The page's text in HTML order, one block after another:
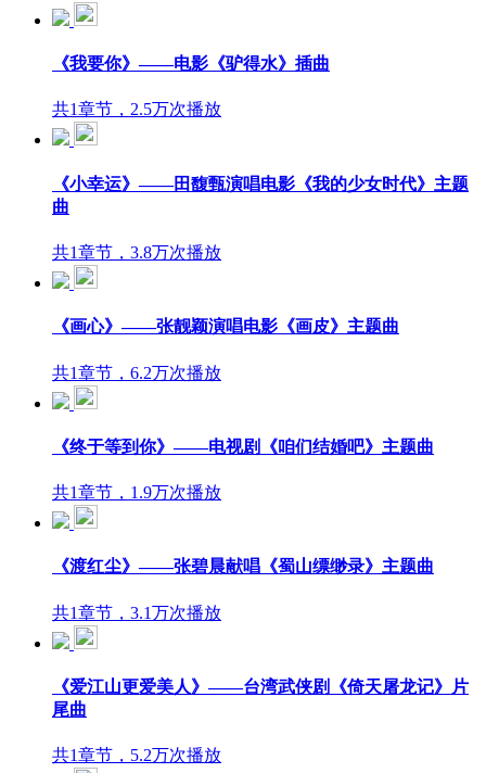
《我要你》——电影《驴得水》插曲
共1章节，2.5万次播放
《小幸运》——田馥甄演唱电影《我的少女时代》主题
曲
共1章节，3.8万次播放
《画心》——张靓颖演唱电影《画皮》主题曲
共1章节，6.2万次播放
《终于等到你》——电视剧《咱们结婚吧》主题曲
共1章节，1.9万次播放
《渡红尘》——张碧晨献唱《蜀山缥缈录》主题曲
共1章节，3.1万次播放
《爱江山更爱美人》——台湾武侠剧《倚天屠龙记》片
尾曲
共1章节，5.2万次播放